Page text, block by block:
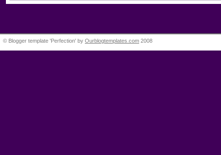
© Blogger template 'Perfection' by Ourblogtemplates.com 2008